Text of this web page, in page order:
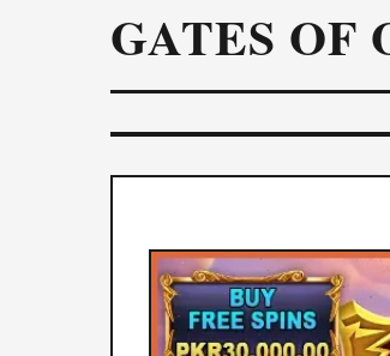
GATES OF